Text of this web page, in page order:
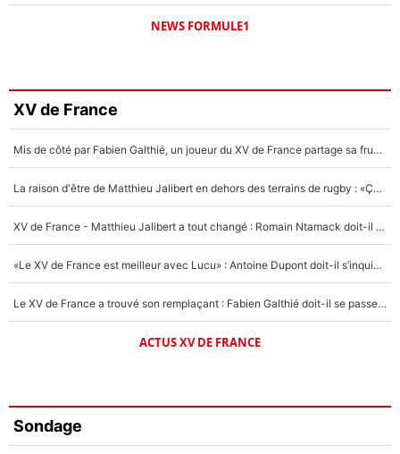
NEWS FORMULE1
XV de France
Mis de côté par Fabien Galthié, un joueur du XV de France partage sa frustration : «ils ne me l’ont pas dit tout de suite»
La raison d'être de Matthieu Jalibert en dehors des terrains de rugby : «Ça m'atteint autant que si tu touches à un membre de ma famille»
XV de France - Matthieu Jalibert a tout changé : Romain Ntamack doit-il s’inquiéter pour sa place à un an de la Coupe du monde ?
«Le XV de France est meilleur avec Lucu» : Antoine Dupont doit-il s’inquiéter pour sa place ?
Le XV de France a trouvé son remplaçant : Fabien Galthié doit-il se passer d'Antoine Dupont ?
ACTUS XV DE FRANCE
Sondage